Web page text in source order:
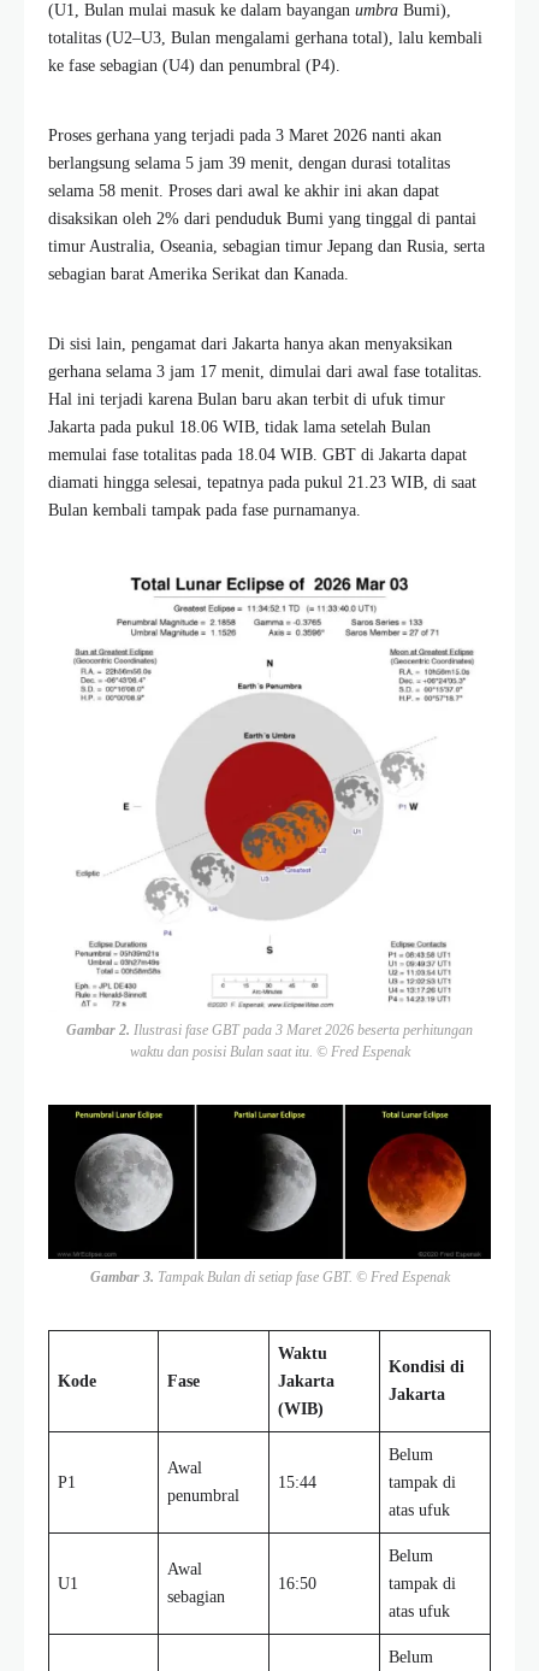
(U1, Bulan mulai masuk ke dalam bayangan umbra Bumi),
totalitas (U2–U3, Bulan mengalami gerhana total), lalu kembali
ke fase sebagian (U4) dan penumbral (P4).
Proses gerhana yang terjadi pada 3 Maret 2026 nanti akan
berlangsung selama 5 jam 39 menit, dengan durasi totalitas
selama 58 menit. Proses dari awal ke akhir ini akan dapat
disaksikan oleh 2% dari penduduk Bumi yang tinggal di pantai
timur Australia, Oseania, sebagian timur Jepang dan Rusia, serta
sebagian barat Amerika Serikat dan Kanada.
Di sisi lain, pengamat dari Jakarta hanya akan menyaksikan
gerhana selama 3 jam 17 menit, dimulai dari awal fase totalitas.
Hal ini terjadi karena Bulan baru akan terbit di ufuk timur
Jakarta pada pukul 18.06 WIB, tidak lama setelah Bulan
memulai fase totalitas pada 18.04 WIB. GBT di Jakarta dapat
diamati hingga selesai, tepatnya pada pukul 21.23 WIB, di saat
Bulan kembali tampak pada fase purnamanya.
Gambar 2. Ilustrasi fase GBT pada 3 Maret 2026 beserta perhitungan
waktu dan posisi Bulan saat itu. © Fred Espenak
Gambar 3. Tampak Bulan di setiap fase GBT. © Fred Espenak
Kode Fase
Waktu
Jakarta
(WIB)
Kondisi di
Jakarta
P1
Awal
penumbral
15:44
Belum
tampak di
atas ufuk
U1
Awal
sebagian
16:50
Belum
tampak di
atas ufuk
Belum